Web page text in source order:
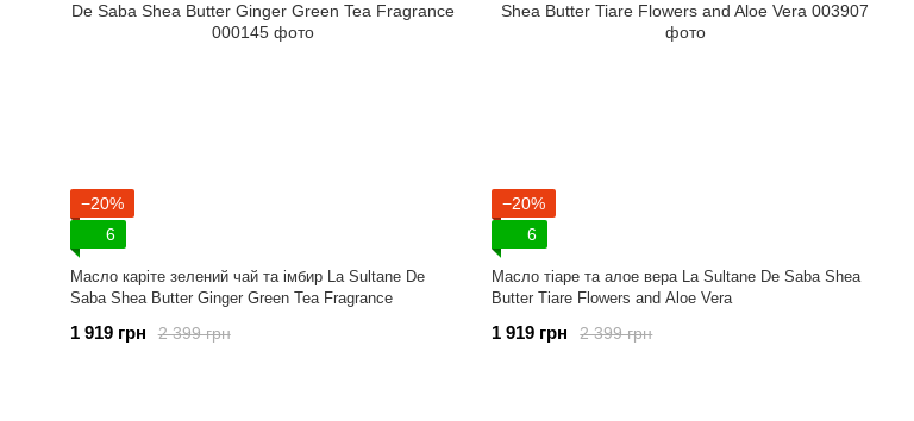
−20%
6
Масло каріте зелений чай та імбир La Sultane De
Saba Shea Butter Ginger Green Tea Fragrance
2 399 грн
1 919 грн
−20%
6
Масло тіаре та алое вера La Sultane De Saba Shea
Butter Tiare Flowers and Aloe Vera
2 399 грн
1 919 грн